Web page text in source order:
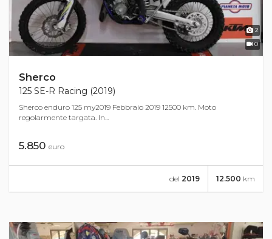
2
0
Sherco
125 SE-R Racing (2019)
Sherco enduro 125 my2019 Febbraio 2019 12500 km. Moto
regolarmente targata. In...
5.850 euro
12.500 km
del 2019